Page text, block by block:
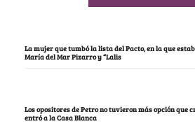
La mujer que tumbó la lista del Pacto, en la que
María del Mar Pizarro y “Lalis
Los opositores de Petro no tuvieron más opción
entró a la Casa Blanca